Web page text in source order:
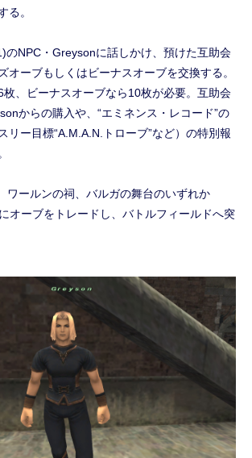
る。
のNPC・Greysonに話しかけ、預けた互助会
オーブもしくはビーナスオーブを交換する。
枚、ビーナスオーブなら10枚が必要。互助会
からの購入や、“エミネンス・レコード”の
リー目標“A.M.A.N.トローブ”など）の特別報
ワールンの祠、バルガの舞台のいずれか
オーブをトレードし、バトルフィールドへ突